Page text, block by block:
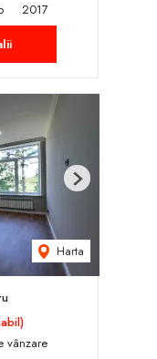
2017
Harta
Next
vânzare